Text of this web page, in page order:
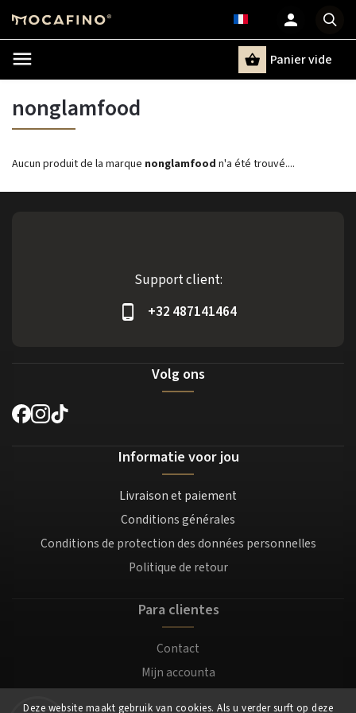
Deze website maakt gebruik van cookies. Als u verder surft op deze
Panier vide
nonglamfood
Aucun produit de la marque nonglamfood n'a été trouvé....
Support client:
+32 487141464
Volg ons
Informatie voor jou
Livraison et paiement
Conditions générales
Conditions de protection des données personnelles
Politique de retour
Para clientes
Contact
Mijn accounta